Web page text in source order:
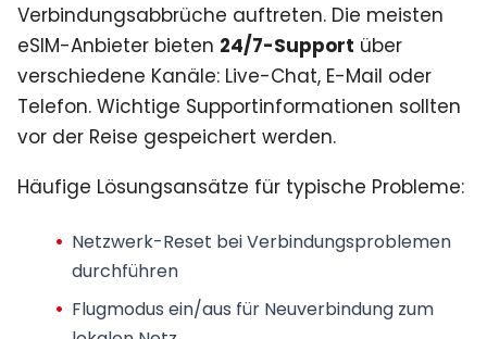
Verbindungsabbrüche auftreten. Die meisten
eSIM-Anbieter bieten 24/7-Support über
verschiedene Kanäle: Live-Chat, E-Mail oder
Telefon. Wichtige Supportinformationen sollten
vor der Reise gespeichert werden.
Häufige Lösungsansätze für typische Probleme:
Netzwerk-Reset bei Verbindungsproblemen
durchführen
Flugmodus ein/aus für Neuverbindung zum